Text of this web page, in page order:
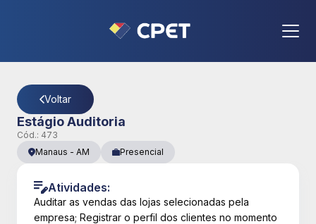
Voltar
Estágio Auditoria
Cód.: 473
Manaus - AM Presencial
Atividades:
Auditar as vendas das lojas selecionadas pela
empresa; Registrar o perfil dos clientes no momento